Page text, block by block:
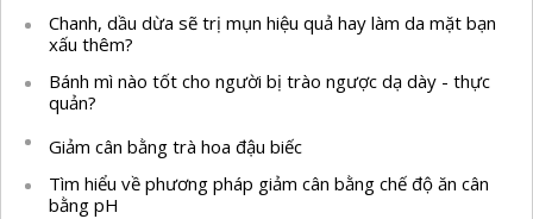
Chanh, dầu dừa sẽ trị mụn hiệu quả hay làm da mặt bạn
xấu thêm?
Bánh mì nào tốt cho người bị trào ngược dạ dày - thực
quản?
Giảm cân bằng trà hoa đậu biếc
Tìm hiểu về phương pháp giảm cân bằng chế độ ăn cân
bằng pH